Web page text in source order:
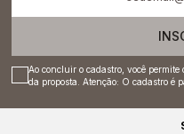
Ao concluir o cadastro, você
da proposta. Atenção: O cadastro é